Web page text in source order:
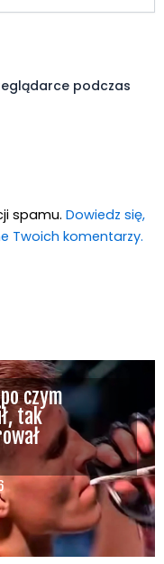
podczas
spamu. Dowiedz się,
Twoich komentarzy.